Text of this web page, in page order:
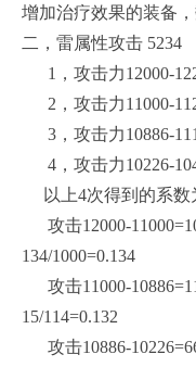
增加治疗效果的装备，
二，雷属性攻击 5234
1，攻击力12000-
2，攻击力11000-
3，攻击力10886-
4，攻击力10226-
以上4次得到的系数
攻击12000-
134/1000=0.134
攻击11000-
15/114=0.132
攻击10886-